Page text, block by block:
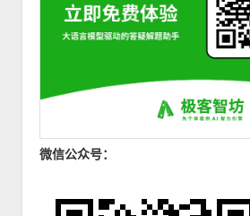
微信公众号：